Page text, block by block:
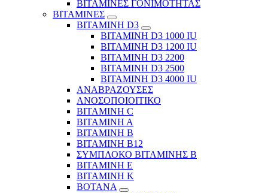
ΒΙΤΑΜΙΝΕΣ ΓΟΝΙΜΟΤΗΤΑΣ
ΒΙΤΑΜΙΝΕΣ
ΒΙΤΑΜΙΝΗ D3
ΒΙΤΑΜΙΝΗ D3 1000 IU
ΒΙΤΑΜΙΝΗ D3 1200 IU
ΒΙΤΑΜΙΝΗ D3 2200
ΒΙΤΑΜΙΝΗ D3 2500
BITAMINH D3 4000 IU
ΑΝΑΒΡΑΖΟΥΣΕΣ
ΑΝΟΣΟΠΟΙΟΙΤΙΚΟ
ΒΙΤΑΜΙΝΗ C
ΒΙΤΑΜΙΝΗ Α
ΒΙΤΑΜΙΝΗ Β
ΒΙΤΑΜΙΝΗ Β12
ΣΥΜΠΛΟΚΟ ΒΙΤΑΜΙΝΗΣ Β
ΒΙΤΑΜΙΝΗ Ε
ΒΙΤΑΜΙΝΗ Κ
ΒΟΤΑΝΑ